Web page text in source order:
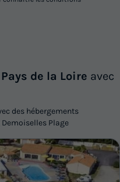
de la Loire avec
des hébergements
Plage